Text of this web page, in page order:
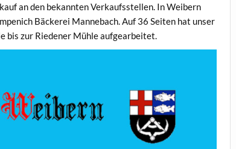
an den bekannten Verkaufsstellen. In Weibern
Bäckerei Mannebach. Auf 36 Seiten hat unser
bis zur Riedener Mühle aufgearbeitet.